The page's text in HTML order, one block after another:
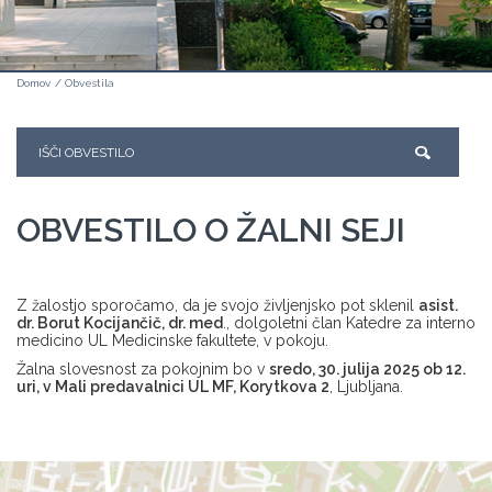
Domov / Obvestila
OBVESTILO O ŽALNI SEJI
Z žalostjo sporočamo, da je svojo življenjsko pot sklenil asist.
dr. Borut Kocijančič, dr. med
., dolgoletni član Katedre za interno
medicino UL Medicinske fakultete, v pokoju.
Žalna slovesnost za pokojnim bo v sredo, 30. julija 2025 ob 12.
uri, v Mali predavalnici UL MF, Korytkova 2 , Ljubljana.